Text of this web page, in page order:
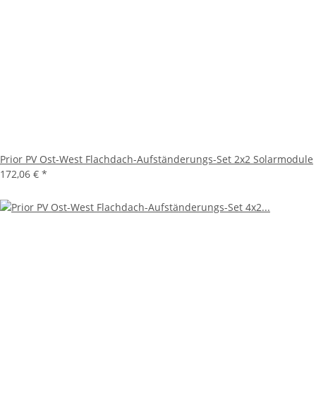
Prior PV Ost-West Flachdach-Aufständerungs-Set 2x2 Solarmodule
172,06 € *